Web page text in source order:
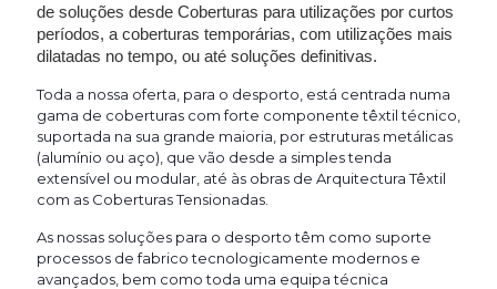
de soluções desde Coberturas para utilizações por curtos
períodos, a coberturas temporárias, com utilizações mais
dilatadas no tempo, ou até soluções definitivas.
Toda a nossa oferta, para o desporto, está centrada numa
gama de coberturas com forte componente têxtil técnico,
suportada na sua grande maioria, por estruturas metálicas
(alumínio ou aço), que vão desde a simples tenda
extensível ou modular, até às obras de Arquitectura Têxtil
com as Coberturas Tensionadas.
As nossas soluções para o desporto têm como suporte
processos de fabrico tecnologicamente modernos e
avançados, bem como toda uma equipa técnica